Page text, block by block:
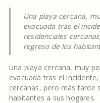
Una playa cercana,
evacuada tras el
residenciales
regreso de los
Una playa cercana, muy
evacuada tras el
cercanas, pero más tarde
habitantes a sus hogares.